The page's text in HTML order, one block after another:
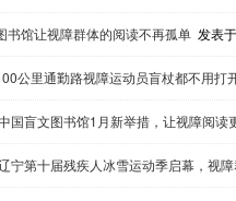
书馆让视障群体的阅读不再孤单 发表
公里通勤路视障运动员盲杖都不用打
盲文图书馆1月新举措，让视障阅读
第十届残疾人冰雪运动季启幕，视